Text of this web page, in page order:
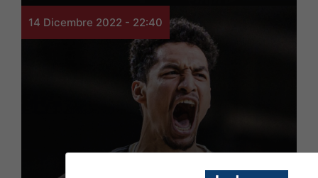
14 Dicembre 2022 - 22:40